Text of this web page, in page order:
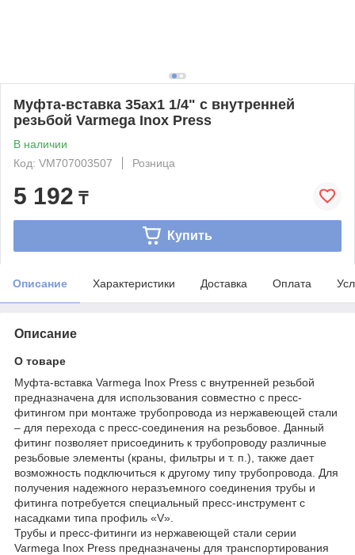
Муфта-вставка 35ax1 1/4" с внутренней
резьбой Varmega Inox Press
В наличии
Код: VM707003507
Розница
5 192 ₸
Купить
Описание Характеристики Доставка Оплата
Описание
О товаре
Муфта-вставка Varmega Inox Press с внутренней резьбой
предназначена для использования совместно с пресс-
фитингом при монтаже трубопровода из нержавеющей стали
– для перехода с пресс-соединения на резьбовое. Данный
фитинг позволяет присоединить к трубопроводу различные
резьбовые элементы (краны, фильтры и т. п.), также дает
возможность подключиться к другому типу трубопровода. Для
получения надежного неразъемного соединения трубы и
фитинга потребуется специальный пресс-инструмент с
насадками типа профиль «V».
Трубы и пресс-фитинги из нержавеющей стали серии
Varmega Inox Press предназначены для транспортирования